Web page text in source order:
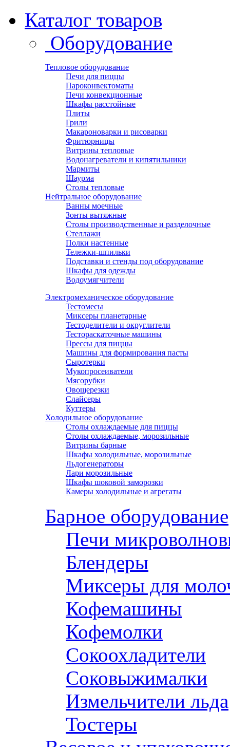
Каталог товаров
Оборудование
Тепловое оборудование
Печи для пиццы
Пароконвектоматы
Печи конвекционные
Шкафы расстойные
Плиты
Грили
Макароноварки и рисоварки
Фритюрницы
Витрины тепловые
Водонагреватели и кипятильники
Мармиты
Шаурма
Столы тепловые
Нейтральное оборудование
Ванны моечные
Зонты вытяжные
Столы производственные и разделочные
Стеллажи
Полки настенные
Тележки-шпильки
Подставки и стенды под оборудование
Шкафы для одежды
Водоумягчители
Электромеханическое оборудование
Тестомесы
Миксеры планетарные
Тестоделители и округлители
Тестораскаточные машины
Прессы для пиццы
Машины для формирования пасты
Сыротерки
Мукопросеиватели
Мясорубки
Овощерезки
Слайсеры
Куттеры
Холодильное оборудование
Столы охлаждаемые для пиццы
Столы охлаждаемые, морозильные
Витрины барные
Шкафы холодильные, морозильные
Льдогенераторы
Лари морозильные
Шкафы шоковой заморозки
Камеры холодильные и агрегаты
Барное оборудование
Печи
Блендеры
Миксеры для
Кофемашины
Кофемолки
Сокоохладители
Соковыжималки
Измельчители льда
Тостеры